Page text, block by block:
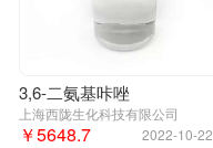
3,6-二氨基咔唑
上海西陇生化科技有限公司
2022-10-22
￥5648.7